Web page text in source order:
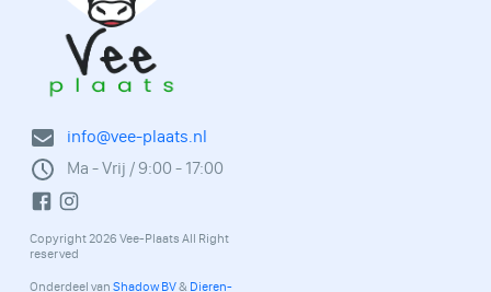
info@vee-plaats.nl
Ma - Vrij / 9:00 - 17:00
Copyright 2026 Vee-Plaats All Right
reserved
Onderdeel van Shadow BV& Dieren-